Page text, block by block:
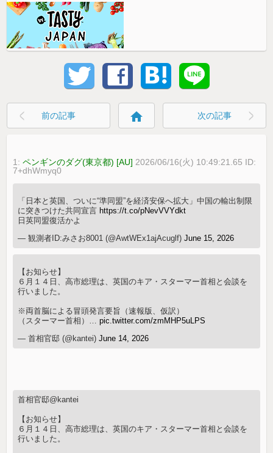
前の記事 home 次の記事
1:ペンギンのダグ(東京都) [AU] 2026/06/16(火) 10:49:21.65 ID:
7+dhWmyq0
「日本と英国、ついに“準同盟”を経済安保へ拡大」中国の輸出制限
に突きつけた共同宣言 https://t.co/pNevVVYdkt
日英同盟復活かよ
— 観測者ID:みさお8001 (@AwtWEx1ajAcuglf)June 15, 2026
【お知らせ】
６月１４日、高市総理は、英国のキア・スターマー首相と会談を
行いました。
※両首脳による冒頭発言要旨（速報版、仮訳）
（スターマー首相）…pic.twitter.com/zmMHP5uLPS
— 首相官邸 (@kantei)June 14, 2026
首相官邸@kantei
【お知らせ】
６月１４日、高市総理は、英国のキア・スターマー首相と会談を
行いました。